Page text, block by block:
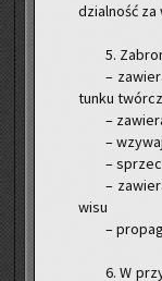
dzial­ność
5.
–
tun­ku
–
–
–
–
wi­su
–
6. W